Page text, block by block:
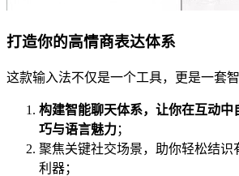
打造你的高情商表达体系
这款输入法不仅是一个工具，更是一套
构建智能聊天体系，让你在互动中
巧与语言魅力；
聚焦关键社交场景，助你轻松结识
利器；